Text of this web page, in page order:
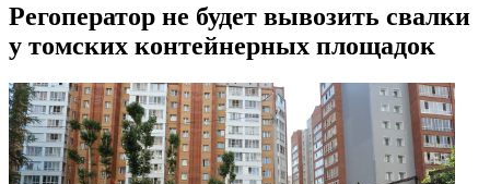
Регоператор не будет вывозить свалки
у томских контейнерных площадок